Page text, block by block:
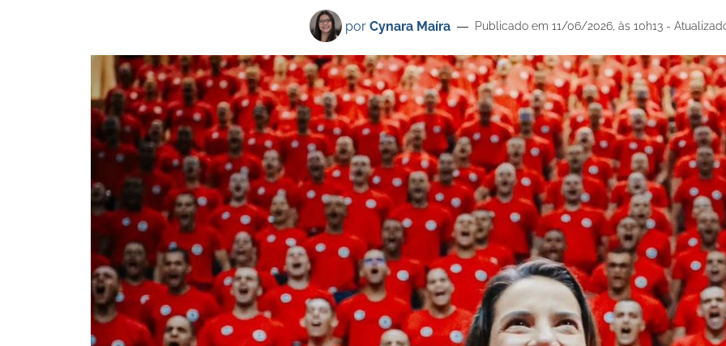
por Cynara Maíra Publicado em 11/06/2026, às 10h13 -